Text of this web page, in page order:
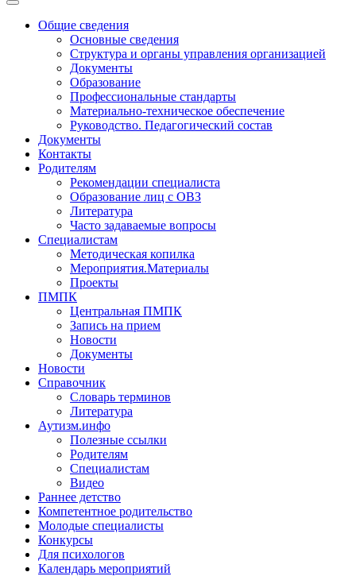
Toggle
navigationОбщие сведения
Основные сведения
Структура и органы управления организацией
Документы
Образование
Профессиональные стандарты
Материально-техническое обеспечение
Руководство. Педагогический состав
Документы
Контакты
Родителям
Рекомендации специалиста
Образование лиц с ОВЗ
Литература
Часто задаваемые вопросы
Специалистам
Методическая копилка
Мероприятия.Материалы
Проекты
ПМПК
Центральная ПМПК
Запись на прием
Новости
Документы
Новости
Справочник
Словарь терминов
Литература
Аутизм.инфо
Полезные ссылки
Родителям
Специалистам
Видео
Раннее детство
Компетентное родительство
Молодые специалисты
Конкурсы
Для психологов
Календарь мероприятий